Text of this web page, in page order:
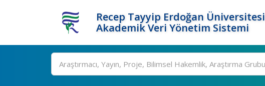
Recep Tayyip Erdoğan Üniversitesi
Akademik Veri Yönetim Sistemi
Ara